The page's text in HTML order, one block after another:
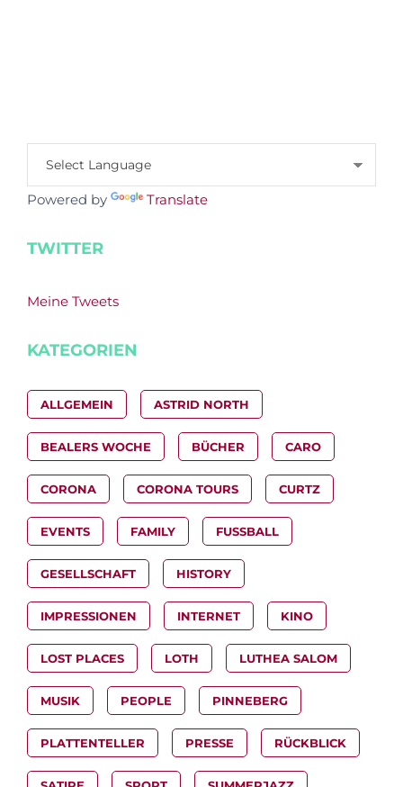
Powered by Translate
TWITTER
Meine Tweets
KATEGORIEN
ALLGEMEIN ASTRID NORTH
BEALERS WOCHE BÜCHER CARO
CORONA CORONA TOURS CURTZ
EVENTS FAMILY FUSSBALL
GESELLSCHAFT HISTORY
IMPRESSIONEN INTERNET KINO
LOST PLACES LOTH LUTHEA SALOM
MUSIK PEOPLE PINNEBERG
PLATTENTELLER PRESSE RÜCKBLICK